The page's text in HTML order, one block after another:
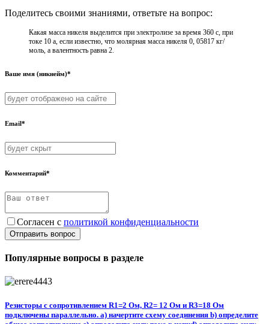
Поделитесь своими знаниями, ответьте на вопрос:
Какая масса никеля выделится при электролизе за время 360 с, при
токе 10 а, если известно, что молярная масса никеля 0, 05817 кг/
моль, а валентность равна 2.
Ваше имя (никнейм)*
Email*
Комментарий*
Согласен с политикой конфиденциальности
Отправить вопрос
Популярные вопросы в разделе
Резисторы с сопротивлением R1=2 Ом, R2= 12 Ом и R3=18 Ом
подключены параллельно. а) начертите схему соединения b) определите